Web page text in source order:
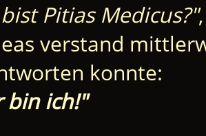
Pitias Medicus?"
verstand
konnte:
bin ich!"